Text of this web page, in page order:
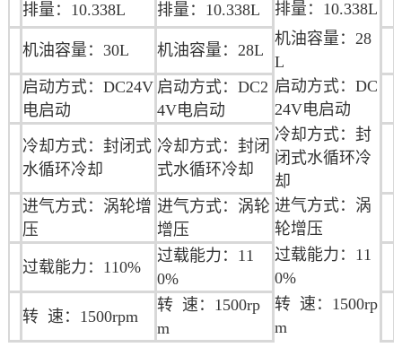
排量：10.338L
排量： 10.338L 排量： 10.338L
机油容量：30L 机油容量：28L
机油容量：28
L
启动方式：DC24V
电启动
启动方式：DC2
4V电启动
启动方式：DC
24V电启动
冷却方式：封闭式
水循环冷却
冷却方式：封闭
式水循环冷却
冷却方式：封
闭式水循环冷
却
进气方式：涡轮增
压
进气方式：涡轮
增压
进气方式：涡
轮增压
过载能力：110%
过载能力：11
0%
过载能力：11
0%
转 速：1500rpm
转 速：1500rp
m
转 速：1500rp
m